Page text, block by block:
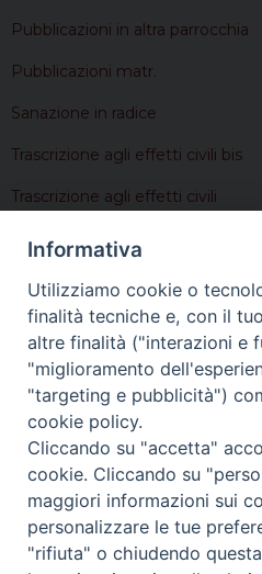
Pubblicazioni in altra parrocchia
Pubblicazioni matr.
Sanazione in radice
Trascrizione agli effetti civili bis
Trascrizione agli effetti civili
Sotto si trovano invece moduli
Idoneità padrino
Certificato morte
Certificato cresima
Certificato battesimo
Certificato battesimo doppio
Informativa
Utilizziamo cookie o
finalità tecniche e, con il
altre finalità ("interazioni e
"miglioramento
"targeting e pubblicità")
cookie policy.
Cliccando su "accetta"
cookie. Cliccando su
maggiori informazioni sui
personalizzare le tue
"rifiuta" o chiudendo